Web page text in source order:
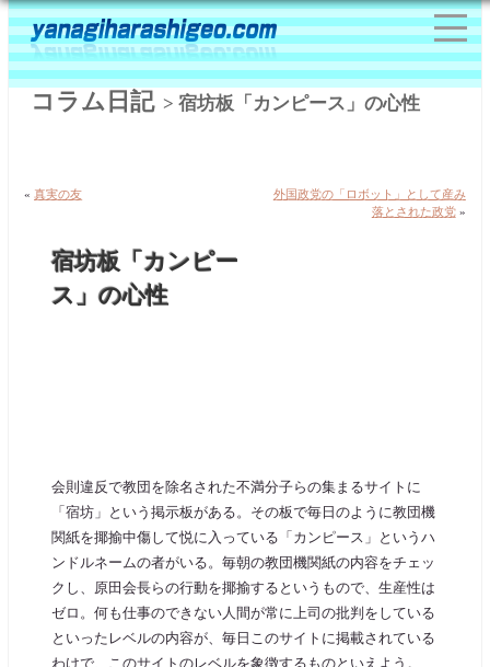
コラム日記> 宿坊板「カンピース」の心性
«真実の友
外国政党の「ロボット」として産み
落とされた政党»
宿坊板「カンピー
ス」の心性
会則違反で教団を除名された不満分子らの集まるサイトに
「宿坊」という掲示板がある。その板で毎日のように教団機
関紙を揶揄中傷して悦に入っている「カンピース」というハ
ンドルネームの者がいる。毎朝の教団機関紙の内容をチェッ
クし、原田会長らの行動を揶揄するというもので、生産性は
ゼロ。何も仕事のできない人間が常に上司の批判をしている
といったレベルの内容が、毎日このサイトに掲載されている
わけで、このサイトのレベルを象徴するものといえよう。